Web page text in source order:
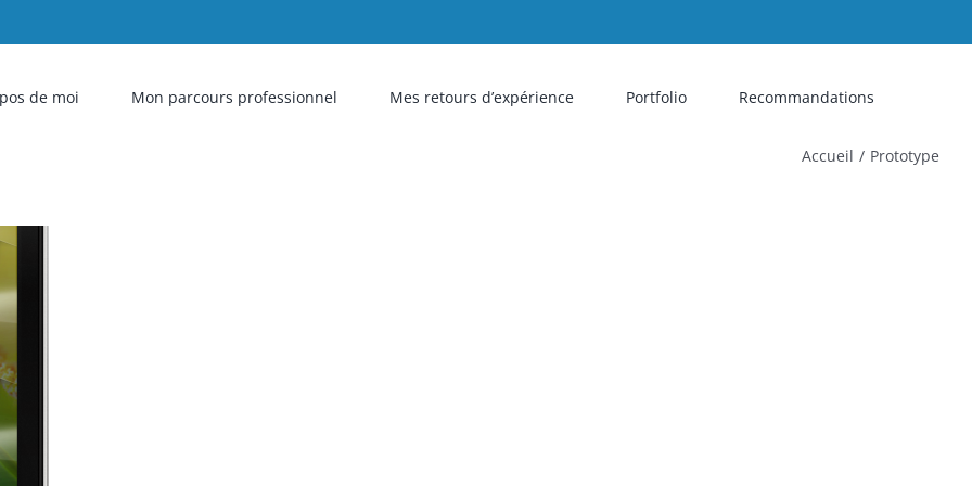
de moi Mon parcours professionnel Mes retours d’expérience Portfolio Recommandations
Accueil Prototype